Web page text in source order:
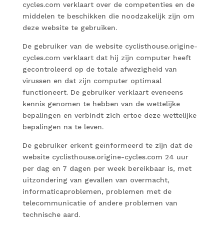
cycles.com verklaart over de competenties en de
middelen te beschikken die noodzakelijk zijn om
deze website te gebruiken.
De gebruiker van de website cyclisthouse.origine-
cycles.com verklaart dat hij zijn computer heeft
gecontroleerd op de totale afwezigheid van
virussen en dat zijn computer optimaal
functioneert. De gebruiker verklaart eveneens
kennis genomen te hebben van de wettelijke
bepalingen en verbindt zich ertoe deze wettelijke
bepalingen na te leven.
De gebruiker erkent geïnformeerd te zijn dat de
website cyclisthouse.origine-cycles.com 24 uur
per dag en 7 dagen per week bereikbaar is, met
uitzondering van gevallen van overmacht,
informaticaproblemen, problemen met de
telecommunicatie of andere problemen van
technische aard.